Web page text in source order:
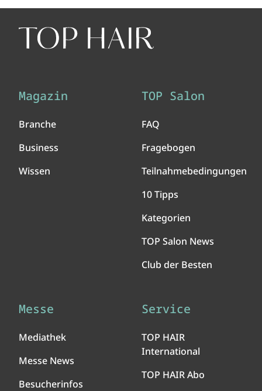
Magazin
Branche
Business
Wissen
TOP Salon
FAQ
Fragebogen
Teilnahmebedingungen
10 Tipps
Kategorien
TOP Salon News
Club der Besten
Messe
Mediathek
Messe News
Besucherinfos
Service
TOP HAIR
International
TOP HAIR Abo